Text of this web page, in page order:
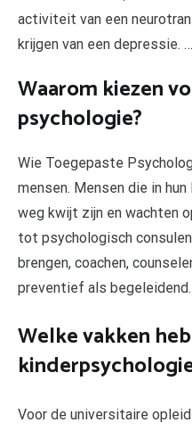
activiteit van een
krijgen van een depressie. …
Waarom kiezen
psychologie?
Wie Toegepaste
mensen. Mensen die in
weg kwijt zijn en wachten
tot psychologisch
brengen, coachen,
preventief als begeleidend.
Welke vakken
Voor de universitaire